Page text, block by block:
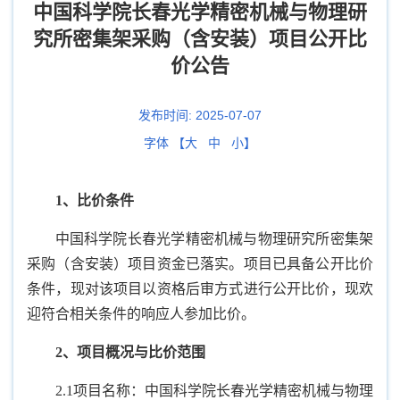
中国科学院长春光学精密机械与物理研
究所密集架采购（含安装）项目公开比
价公告
发布时间: 2025-07-07
字体 【大 中 小】
1、比价条件
中国科学院长春光学精密机械与物理研究所密集架
采购（含安装）项目资金已落实。项目已具备公开比价
条件，现对该项目以资格后审方式进行公开比价，现欢
迎符合相关条件的响应人参加比价。
2、项目概况与比价范围
2.1项目名称：中国科学院长春光学精密机械与物理